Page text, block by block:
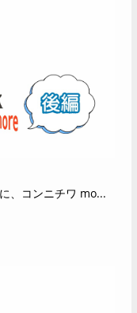
、コンニチワ mo...